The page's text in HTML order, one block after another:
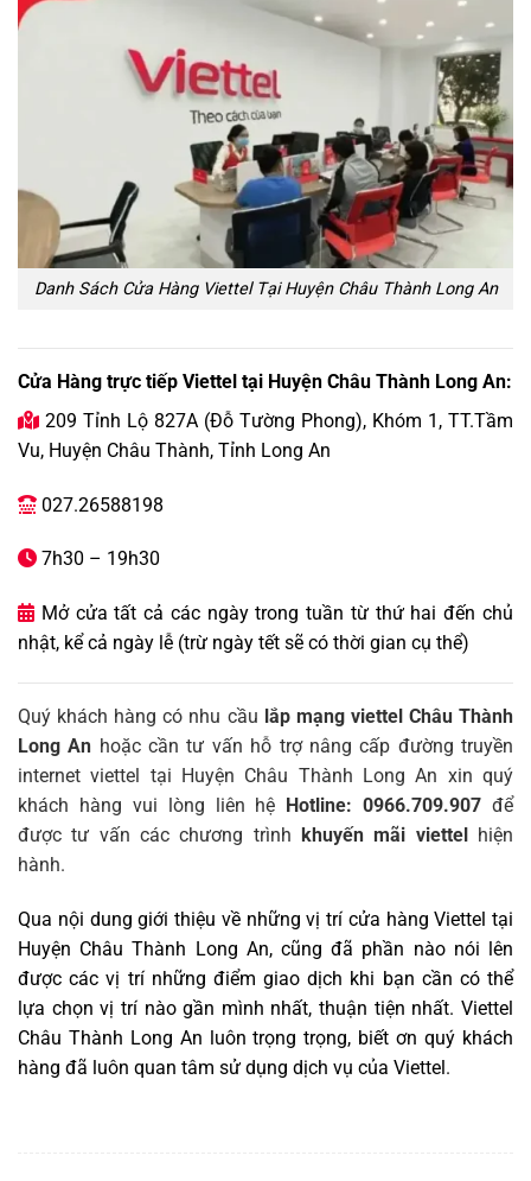
Danh Sách Cửa Hàng Viettel Tại Huyện Châu Thành Long An
Cửa Hàng trực tiếp Viettel tại Huyện Châu Thành Long An:
 209 Tỉnh Lộ 827A (Đỗ Tường Phong), Khóm 1, TT.Tầm
Vu, Huyện Châu Thành, Tỉnh Long An
 027.26588198
 7h30 – 19h30
 Mở cửa tất cả các ngày trong tuần từ thứ hai đến chủ
nhật, kể cả ngày lễ (trừ ngày tết sẽ có thời gian cụ thể)
Quý khách hàng có nhu cầu lắp mạng viettel Châu Thành
Long An hoặc cần tư vấn hỗ trợ nâng cấp đường truyền
internet viettel tại Huyện Châu Thành Long An xin quý
khách hàng vui lòng liên hệ Hotline: 0966.709.907 để
được tư vấn các chương trình khuyến mãi viettel hiện
hành.
Qua nội dung giới thiệu về những vị trí cửa hàng Viettel tại
Huyện Châu Thành Long An, cũng đã phần nào nói lên
được các vị trí những điểm giao dịch khi bạn cần có thể
lựa chọn vị trí nào gần mình nhất, thuận tiện nhất. Viettel
Châu Thành Long An luôn trọng trọng, biết ơn quý khách
hàng đã luôn quan tâm sử dụng dịch vụ của Viettel.